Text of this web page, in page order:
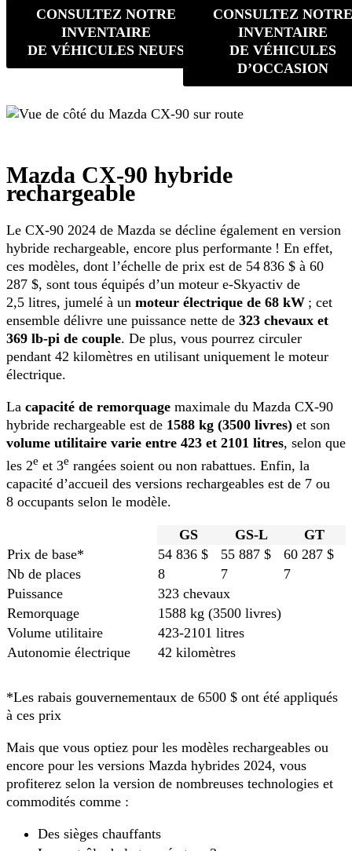
CONSULTEZ NOTRE
INVENTAIRE
DE VÉHICULES NEUFS
CONSULTEZ NOTRE
INVENTAIRE
DE VÉHICULES
D’OCCASION
Mazda CX-90 hybride
rechargeable
Le CX-90 2024 de Mazda se décline également en version
hybride rechargeable, encore plus performante ! En effet,
ces modèles, dont l’échelle de prix est de 54 836 $ à 60
287 $, sont tous équipés d’un moteur e-Skyactiv de
2,5 litres, jumelé à un moteur électrique de 68 kW ; cet
ensemble délivre une puissance nette de 323 chevaux et
369 lb-pi de couple. De plus, vous pourrez circuler
pendant 42 kilomètres en utilisant uniquement le moteur
électrique.
La capacité de remorquage maximale du Mazda CX-90
hybride rechargeable est de 1588 kg (3500 livres) et son
volume utilitaire varie entre 423 et 2101 litres, selon que
les 2e et 3e rangées soient ou non rabattues. Enfin, la
capacité d’accueil des versions rechargeables est de 7 ou
8 occupants selon le modèle.
GS GS-L
GT
Prix de base*
54 836 $ 55 887 $
60 287 $
Nb de places
8 7
7
Puissance
323 chevaux
Remorquage
1588 kg (3500 livres)
Volume utilitaire
423-2101 litres
Autonomie électrique
42 kilomètres
*Les rabais gouvernementaux de 6500 $ ont été appliqués
à ces prix
Mais que vous optiez pour les modèles rechargeables ou
encore pour les versions Mazda hybrides 2024, vous
profiterez selon la version de nombreuses technologies et
commodités comme :
Des sièges chauffants